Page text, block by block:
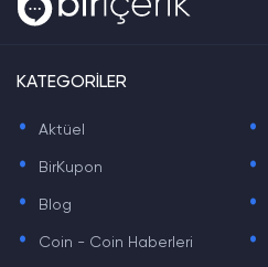
KATEGORİLER
. Aktüel .
. BirKupon .
. Blog .
. Coin - Coin Haberleri .